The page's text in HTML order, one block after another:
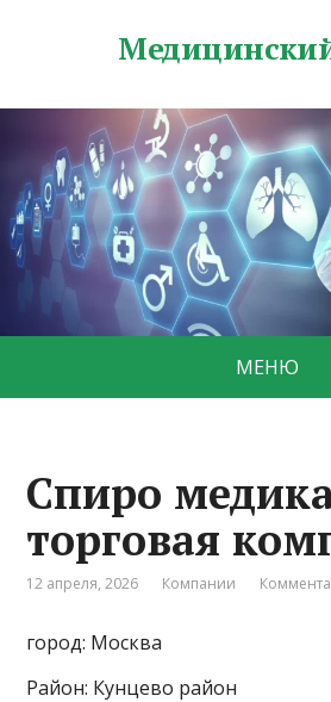
МЕНЮ
Спиро
торговая
12 апреля, 2026 Компании
город: Москва
Район: Кунцево район